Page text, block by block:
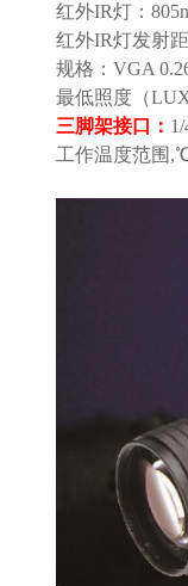
红外IR灯：
红外IR灯发射
规格：VGA
最低照度（
三脚架接口： 1/
工作温度范围